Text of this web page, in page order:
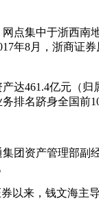
点集中于浙西
年8月，浙商证
461.4亿元（
排名跻身全国前10
团资产管理部
来，钱文海主